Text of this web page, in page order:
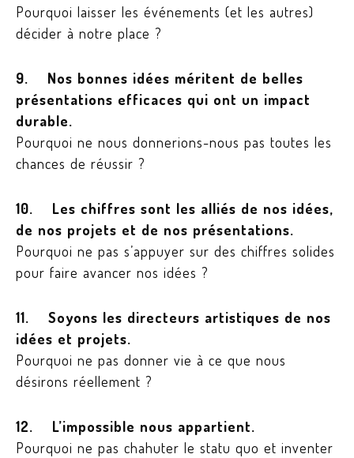
Pourquoi laisser les événements (et les autres)
décider à notre place ?
9. Nos bonnes idées méritent de belles
présentations efficaces qui ont un impact
durable.
Pourquoi ne nous donnerions-nous pas toutes les
chances de réussir ?
10. Les chiffres sont les alliés de nos idées,
de nos projets et de nos présentations.
Pourquoi ne pas s’appuyer sur des chiffres solides
pour faire avancer nos idées ?
11. Soyons les directeurs artistiques de nos
idées et projets.
Pourquoi ne pas donner vie à ce que nous
désirons réellement ?
12. L’impossible nous appartient.
Pourquoi ne pas chahuter le statu quo et inventer